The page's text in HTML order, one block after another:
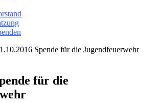
Spende für die Jugendfeuerwehr
für die